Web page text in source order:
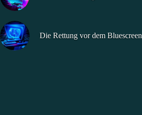
Die Rettung vor dem Bluescreen